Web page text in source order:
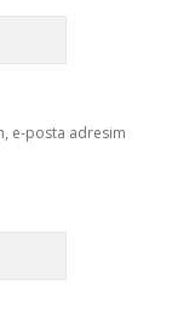
e-posta adresim